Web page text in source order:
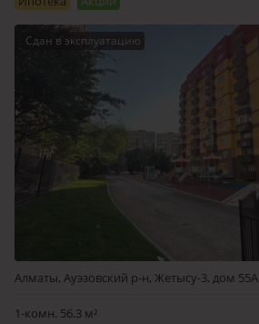
Сдан в эксплуатацию
Алматы, Ауэзовский р-н, Жетысу-3, дом 55А
1-комн. 56.3 м²